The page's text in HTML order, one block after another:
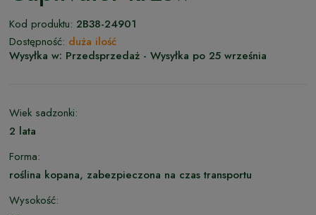
Kod produktu: 2B38-24901
Dostępność: duża ilość
Wysyłka w: Przedsprzedaż - Wysyłka po 25 września
Wiek sadzonki:
2 lata
Forma:
roślina kopana, zabezpieczona na czas transportu
Wysokość: